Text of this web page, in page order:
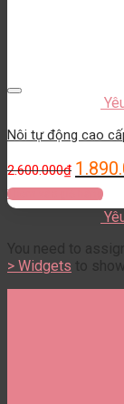
Nôi tự động cao
2.600.000₫
Thêm vào giỏ hàng
You need to
> Widgets to